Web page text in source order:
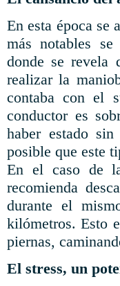
En esta época se
más notables se
donde se revela
realizar la
contaba con el
conductor es
haber estado
posible que este
En el caso de
recomienda
durante el
kilómetros. Esto
piernas,
El stress, un